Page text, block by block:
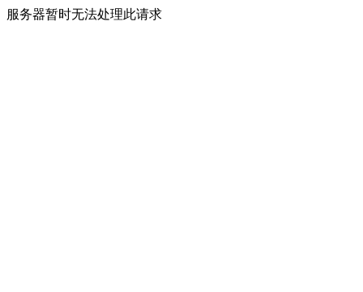
服务器暂时无法处理此请求